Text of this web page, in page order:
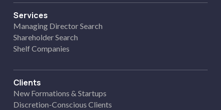
Services
Managing Director Search
Shareholder Search
Shelf Companies
Clients
New Formations & Startups
Discretion-Conscious Clients